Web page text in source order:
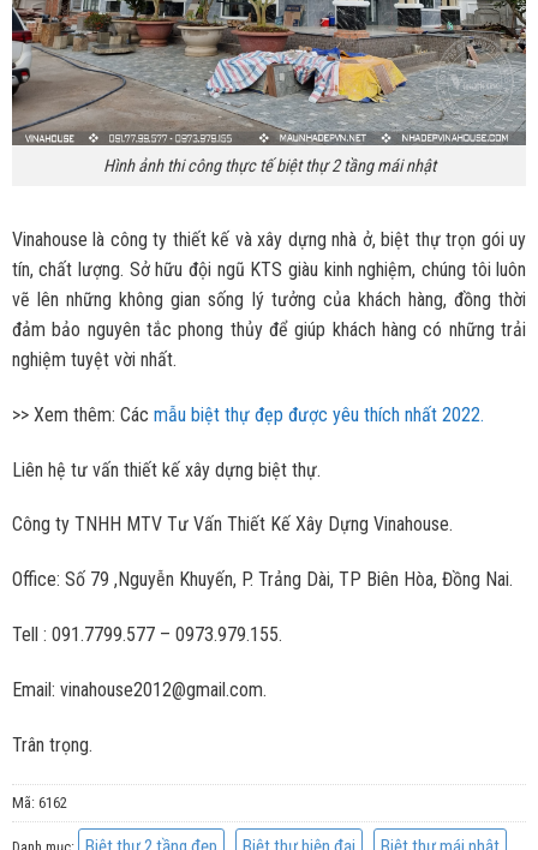
Hình ảnh thi công thực tế biệt thự 2 tầng mái nhật
Vinahouse là công ty thiết kế và xây dựng nhà ở, biệt thự trọn gói uy
tín, chất lượng. Sở hữu đội ngũ KTS giàu kinh nghiệm, chúng tôi luôn
vẽ lên những không gian sống lý tưởng của khách hàng, đồng thời
đảm bảo nguyên tắc phong thủy để giúp khách hàng có những trải
nghiệm tuyệt vời nhất.
>> Xem thêm: Các mẫu biệt thự đẹp được yêu thích nhất 2022.
Liên hệ tư vấn thiết kế xây dựng biệt thự.
Công ty TNHH MTV Tư Vấn Thiết Kế Xây Dựng Vinahouse.
Office: Số 79 ,Nguyễn Khuyến, P. Trảng Dài, TP Biên Hòa, Đồng Nai.
Tell : 091.7799.577 – 0973.979.155.
Email: vinahouse2012@gmail.com.
Trân trọng.
Mã: 6162